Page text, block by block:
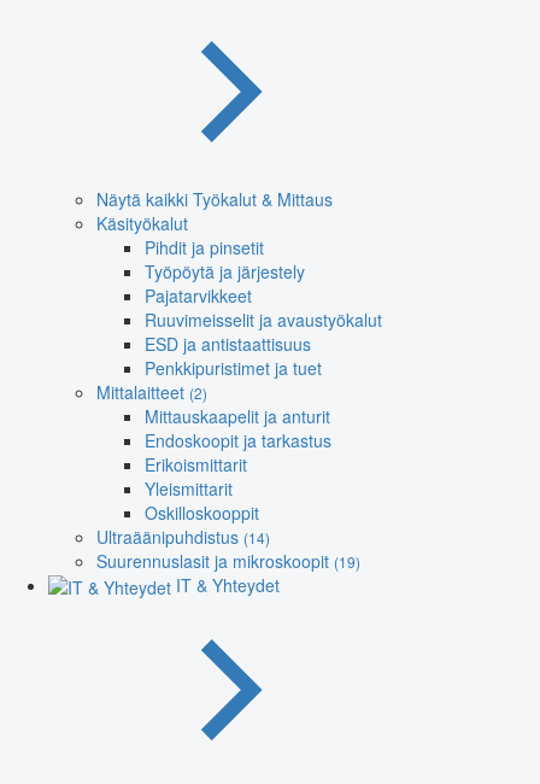
Näytä kaikki Työkalut & Mittaus
Käsityökalut
Pihdit ja pinsetit
Työpöytä ja järjestely
Pajatarvikkeet
Ruuvimeisselit ja avaustyökalut
ESD ja antistaattisuus
Penkkipuristimet ja tuet
Mittalaitteet (2)
Mittauskaapelit ja anturit
Endoskoopit ja tarkastus
Erikoismittarit
Yleismittarit
Oskilloskooppit
Ultraäänipuhdistus (14)
Suurennuslasit ja mikroskoopit (19)
IT & Yhteydet